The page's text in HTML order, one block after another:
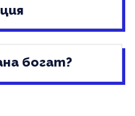
богат?